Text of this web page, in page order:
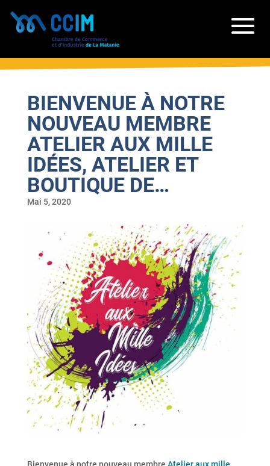
BIENVENUE À NOTRE
NOUVEAU MEMBRE
ATELIER AUX MILLE
IDÉES, ATELIER ET
BOUTIQUE DE…
Mai 5, 2020
Bienvenue à notre nouveau membre Atelier aux mille